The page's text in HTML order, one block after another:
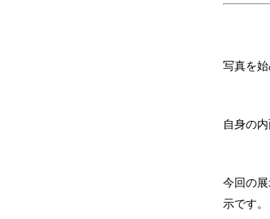
写真を
自身の
今回の
示です。